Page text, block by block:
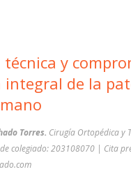
técnica y
integral de la
Torres. Cirugía Ortopédica y
203108070 | Cita previa: T. 948